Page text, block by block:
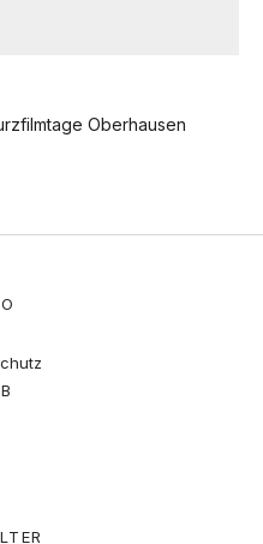
Oberhausen